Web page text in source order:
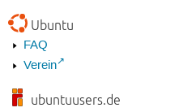
Ubuntu
FAQ
Verein
ubuntuusers.de